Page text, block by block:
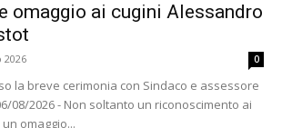
omaggio ai cugini Alessandro
2026 0
la breve cerimonia con Sindaco e assessore
08/2026 - Non soltanto un riconoscimento ai
omaggio...